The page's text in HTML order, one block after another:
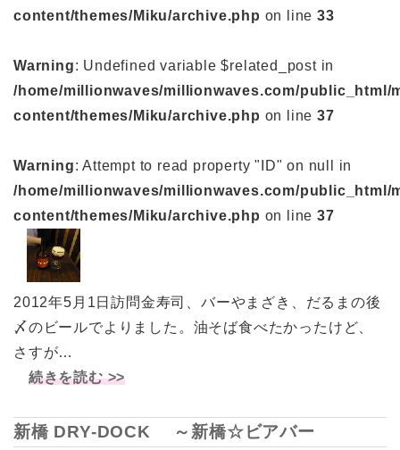
content/themes/Miku/archive.php on line33
Warning: Undefined variable $related_post in
/home/millionwaves/millionwaves.com/public_html/
content/themes/Miku/archive.php on line37
Warning: Attempt to read property "ID" on null in
/home/millionwaves/millionwaves.com/public_html/
content/themes/Miku/archive.php on line37
2012年5月1日訪問金寿司、バーやまざき、だるまの後
〆のビールでよりました。油そば食べたかったけど、
さすが…
続きを読む >>
新橋 DRY-DOCK ～新橋☆ビアバー